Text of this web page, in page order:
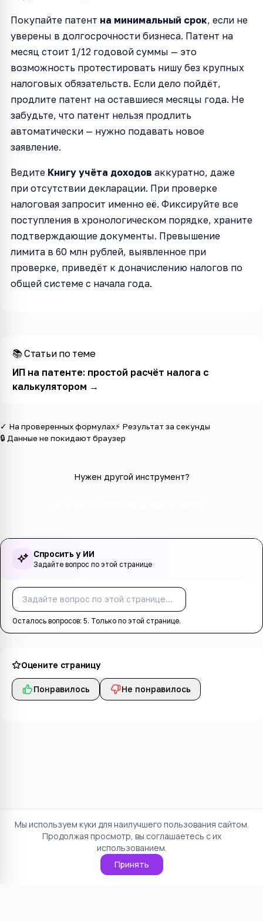
Покупайте патент на минимальный срок, если не
уверены в долгосрочности бизнеса. Патент на
месяц стоит 1/12 годовой суммы — это
возможность протестировать нишу без крупных
налоговых обязательств. Если дело пойдёт,
продлите патент на оставшиеся месяцы года. Не
забудьте, что патент нельзя продлить
автоматически — нужно подавать новое
заявление.
Ведите Книгу учёта доходов аккуратно, даже
при отсутствии декларации. При проверке
налоговая запросит именно её. Фиксируйте все
поступления в хронологическом порядке, храните
подтверждающие документы. Превышение
лимита в 60 млн рублей, выявленное при
проверке, приведёт к доначислению налогов по
общей системе с начала года.
📚 Статьи по теме
ИП на патенте: простой расчёт налога с
калькулятором →
✓ На проверенных формулах⚡ Результат за секунды
🔒 Данные не покидают браузер
Нужен другой инструмент?
Спросить у ИИ
Задайте вопрос по этой странице
Осталось вопросов: 5. Только по этой странице.
Оцените страницу
Понравилось Не понравилось
Мы используем куки для наилучшего пользования сайтом.
Продолжая просмотр, вы соглашаетесь с их
использованием.
Принять